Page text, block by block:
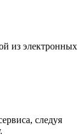
из электронных
следуя